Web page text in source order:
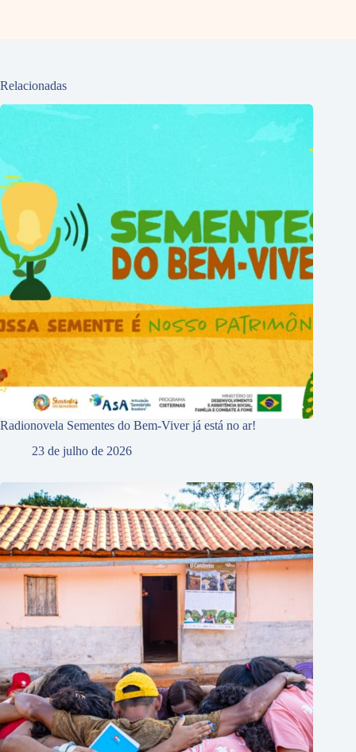
Relacionadas
Radionovela Sementes do Bem-Viver já está no ar!
23 de julho de 2026